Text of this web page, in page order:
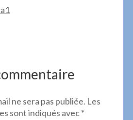
ne sera pas publiée. Les
sont indiqués avec*